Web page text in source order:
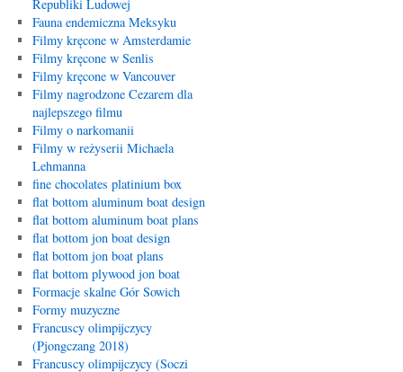
Republiki Ludowej
Fauna endemiczna Meksyku
Filmy kręcone w Amsterdamie
Filmy kręcone w Senlis
Filmy kręcone w Vancouver
Filmy nagrodzone Cezarem dla
najlepszego filmu
Filmy o narkomanii
Filmy w reżyserii Michaela
Lehmanna
fine chocolates platinium box
flat bottom aluminum boat design
flat bottom aluminum boat plans
flat bottom jon boat design
flat bottom jon boat plans
flat bottom plywood jon boat
Formacje skalne Gór Sowich
Formy muzyczne
Francuscy olimpijczycy
(Pjongczang 2018)
Francuscy olimpijczycy (Soczi